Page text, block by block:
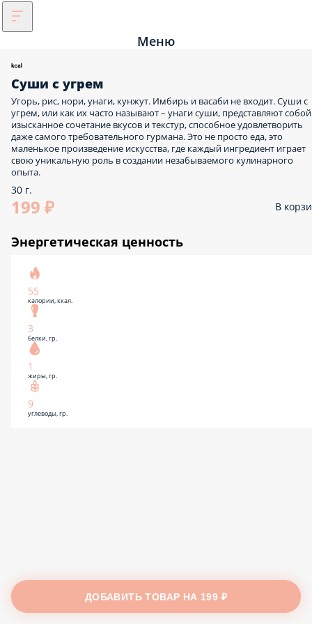
Меню
Суши с угрем
Угорь, рис, нори, унаги, кунжут. Имбирь и васаби не входит. Суши с
угрем, или как их часто называют – унаги суши, представляют собой
изысканное сочетание вкусов и текстур, способное удовлетворить
даже самого требовательного гурмана. Это не просто еда, это
маленькое произведение искусства, где каждый ингредиент играет
свою уникальную роль в создании незабываемого кулинарного
опыта.
30 г.
199 ₽ В
Энергетическая ценность
55
калории, ккал.
3
белки, гр.
1
жиры, гр.
9
углеводы, гр.
ДОБАВИТЬ ТОВАР НА 199 ₽